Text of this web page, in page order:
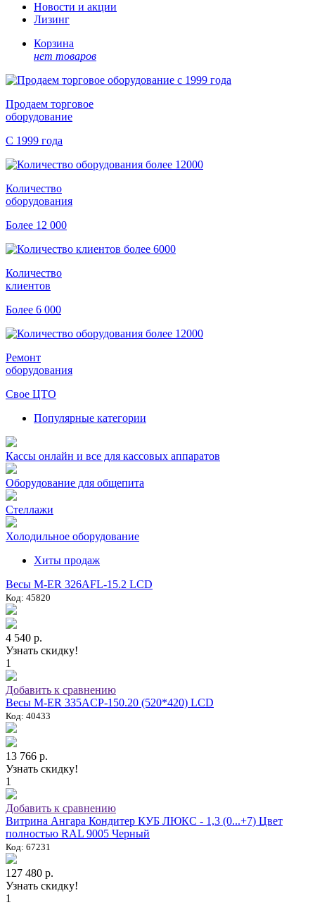
Новости и акции
Лизинг
Корзина
нет товаров
Продаем торговое
оборудование
С 1999 года
Количество
оборудования
Более 12 000
Количество
клиентов
Более 6 000
Ремонт
оборудования
Свое ЦТО
Популярные категории
Кассы онлайн и все для кассовых аппаратов
Оборудование для общепита
Стеллажи
Холодильное оборудование
Хиты продаж
Весы M-ER 326AFL-15.2 LCD
Код: 45820
4 540 р.
Узнать скидку!
1
Добавить к сравнению
Весы M-ER 335ACP-150.20 (520*420) LCD
Код: 40433
13 766 р.
Узнать скидку!
1
Добавить к сравнению
Витрина Ангара Кондитер КУБ ЛЮКС - 1,3 (0...+7) Цвет
полностью RAL 9005 Черный
Код: 67231
127 480 р.
Узнать скидку!
1